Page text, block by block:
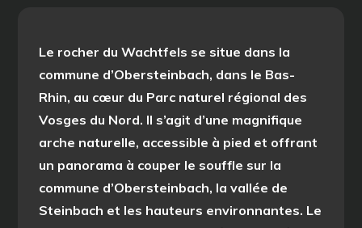
Le rocher du Wachtfels se situe dans la
commune d’Obersteinbach, dans le Bas-
Rhin, au cœur du Parc naturel régional des
Vosges du Nord. Il s’agit d’une magnifique
arche naturelle, accessible à pied et offrant
un panorama à couper le souffle sur la
commune d’Obersteinbach, la vallée de
Steinbach et les hauteurs environnantes. Le